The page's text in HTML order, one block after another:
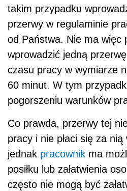
takim przypadku
przerwy w regulaminie
od Państwa. Nie ma więc
wprowadzić jedną
czasu pracy w wymiarze
60 minut. W tym
pogorszeniu warunków
Co prawda, przerwy tej
pracy i nie płaci się za
jednak pracownik ma
posiłku lub załatwienia
często nie mogą być